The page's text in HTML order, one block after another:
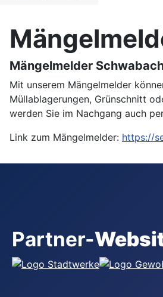
Mängelmelder
Mit unserem Mängelmelder
Müllablagerungen, Grünschnitt
werden Sie im Nachgang auch
Link zum Mängelmelder: https://
Partner-